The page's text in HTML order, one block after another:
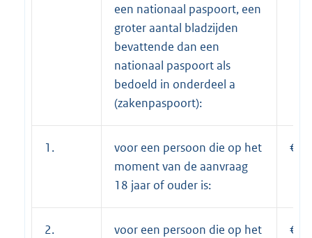
een nationaal paspoort, een
groter aantal bladzijden
bevattende dan een
nationaal paspoort als
bedoeld in onderdeel a
(zakenpaspoort):
1.
voor een persoon die op het
moment van de aanvraag
18 jaar of ouder is:
€
2.
voor een persoon die op het
€